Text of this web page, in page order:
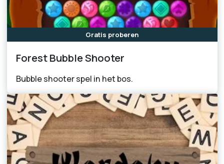
Gratis proberen
Forest Bubble Shooter
Bubble shooter spel in het bos.